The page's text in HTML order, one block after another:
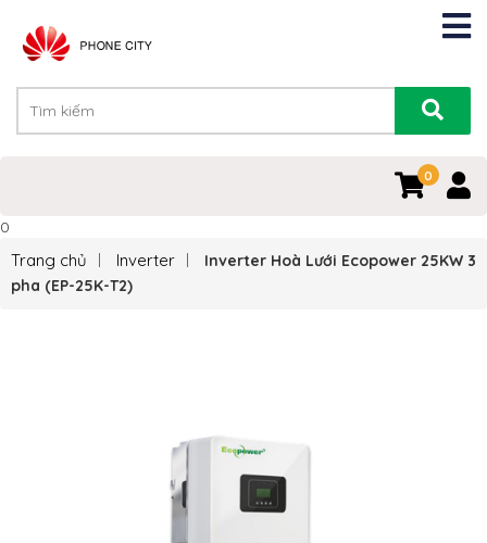
0
0
Trang chủ Inverter
Inverter Hoà Lưới Ecopower 25KW 3
pha (EP-25K-T2)